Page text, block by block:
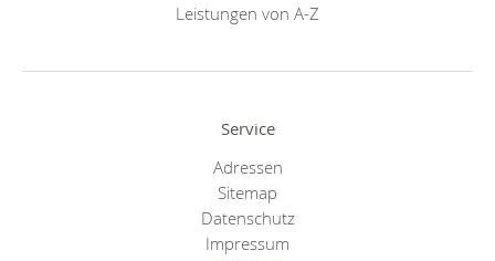
Leistungen von A-Z
Service
Adressen
Sitemap
Datenschutz
Impressum